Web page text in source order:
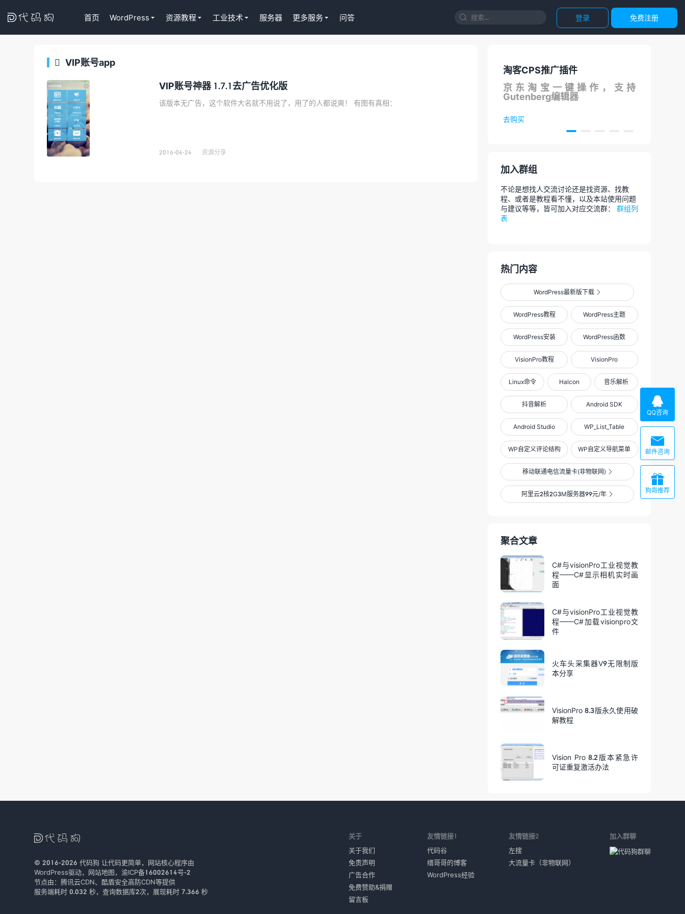
 登录 免费注册

首页 WordPress 资源教程 工业技术 服务器 更多服务 问答
 VIP账号app
VIP账号神器 1.7.1去广告优化版
该版本无广告，这个软件大名就不用说了，用了的人都说爽！ 有图有真相：
2016-04-24 资源分享
WordPress正版Tutor LMS在线
淘客CPS推广插件
京东淘宝一键操作，支持
Gutenberg编辑器
调用ChatGPT API
加入群组
不论是想找人交流讨论还是找资源、找教
程、或者是教程看不懂，以及本站使用问题
与建议等等，皆可加入对应交流群： 群组列
表
热门内容
WordPress最新版下载 
WordPress教程 WordPress主题
WordPress安装 WordPress函数
VisionPro教程 VisionPro
Linux命令 Halcon 音乐解析
抖音解析 Android SDK
Android Studio WP_List_Table
WP自定义评论结构 WP自定义导航菜单
移动联通电信流量卡(非物联网) 
阿里云2核2G3M服务器99元/年 
聚合文章
C#与visionPro工业视觉教
程——C#显示相机实时画
面
C#与visionPro工业视觉教
程——C#加载visionpro文
件
火车头采集器V9无限制版
本分享
VisionPro 8.3版永久使用破
解教程
Vision Pro 8.2版本紧急许
可证重复激活办法
关于
关于我们
免责声明
广告合作
免费赞助&捐赠
留言板
友情链接1
代码谷
缙哥哥的博客
WordPress经验
友情链接2
左搜
大流量卡（非物联网）
加入群聊

© 2016-2026 代码狗 让代码更简单，网站核心程序由
WordPress驱动， 网站地图， 渝ICP备16002614号-2
节点由： 腾讯云CDN、 酷盾安全高防CDN等提供
服务端耗时 0.032 秒，查询数据库2次， 展现耗时 7.366 秒

QQ咨询

邮件咨询

狗哥推荐